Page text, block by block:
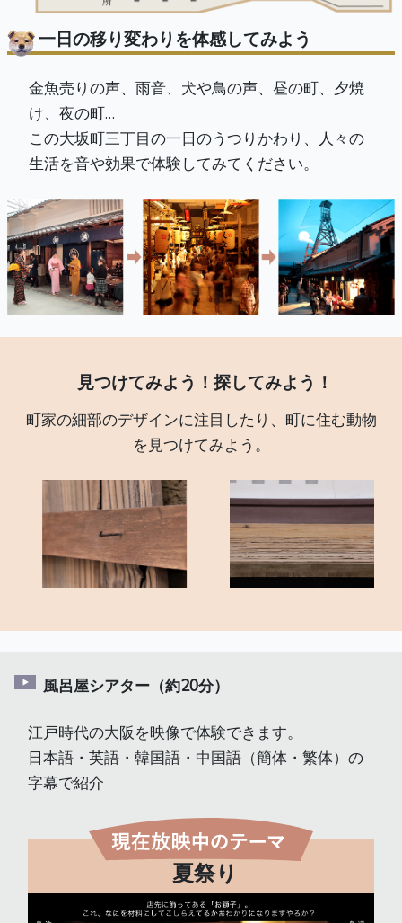
一日の移り変わりを体感してみよう
金魚売りの声、雨音、犬や鳥の声、昼の町、夕焼
け、夜の町…
この大坂町三丁目の一日のうつりかわり、人々の
生活を音や効果で体験してみてください。
見つけてみよう！探してみよう！
町家の細部のデザインに注目したり、町に住む動物
を見つけてみよう。
風呂屋シアター（約20分）
江戸時代の大阪を映像で体験できます。
日本語・英語・韓国語・中国語（簡体・繁体）の
字幕で紹介
夏祭り